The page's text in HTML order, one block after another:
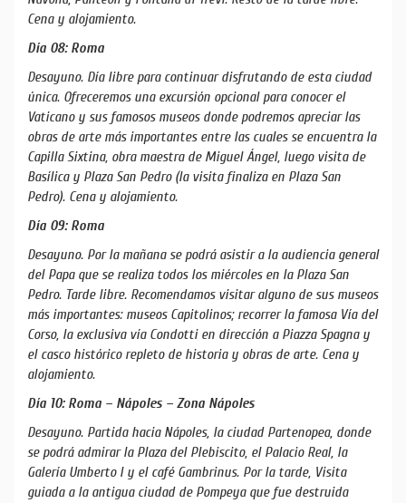
Cena y alojamiento.
Día 08: Roma
Desayuno. Día libre para continuar disfrutando de esta ciudad
única. Ofreceremos una excursión opcional para conocer el
Vaticano y sus famosos museos donde podremos apreciar las
obras de arte más importantes entre las cuales se encuentra la
Capilla Sixtina, obra maestra de Miguel Ángel, luego visita de
Basílica y Plaza San Pedro (la visita finaliza en Plaza San
Pedro). Cena y alojamiento.
Día 09: Roma
Desayuno. Por la mañana se podrá asistir a la audiencia general
del Papa que se realiza todos los miércoles en la Plaza San
Pedro. Tarde libre. Recomendamos visitar alguno de sus museos
más importantes: museos Capitolinos; recorrer la famosa Vía del
Corso, la exclusiva vía Condotti en dirección a Piazza Spagna y
el casco histórico repleto de historia y obras de arte. Cena y
alojamiento.
Día 10: Roma – Nápoles – Zona Nápoles
Desayuno. Partida hacia Nápoles, la ciudad Partenopea, donde
se podrá admirar la Plaza del Plebiscito, el Palacio Real, la
Galería Umberto I y el café Gambrinus. Por la tarde, Visita
guiada a la antigua ciudad de Pompeya que fue destruida